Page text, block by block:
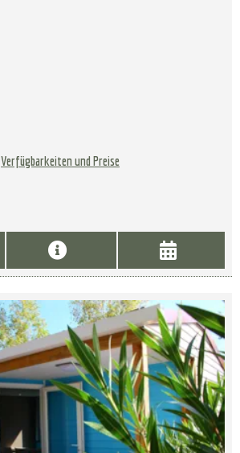
Verfügbarkeiten und Preise